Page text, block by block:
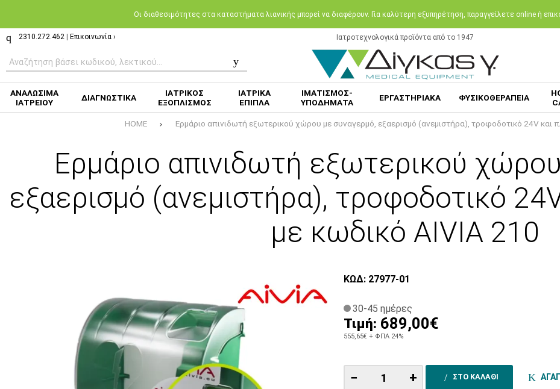
Oι διαθεσιμότητες στα καταστήματα λιανικής μπορεί να διαφέρουν. Για καλύτερη εξυπηρέτηση, παραγγείλετε online ή
2310.272.462 Επικοινωνία › Ιατροτεχνολογικά προϊόντα από το 1947
ΑΝΑΛΩΣΙΜΑ
ΙΑΤΡΕΙΟΥ
ΔΙΑΓΝΩΣΤΙΚΑ
ΙΑΤΡΙΚΟΣ
ΕΞΟΠΛΙΣΜΟΣ
ΙΑΤΡΙΚΑ
ΕΠΙΠΛΑ
ΙΜΑΤΙΣΜΟΣ-
ΥΠΟΔΗΜΑΤΑ
ΕΡΓΑΣΤΗΡΙΑΚΑ ΦΥΣΙΚΟΘΕΡΑΠΕΙΑ
HOME Ερμάριο απινιδωτή εξωτερικού χώρου με συναγερμό, εξαερισμό (ανεμιστήρα), τροφοδοτικό 24V και
Ερμάριο απινιδωτή εξωτερικού
εξαερισμό (ανεμιστήρα), τροφοδοτικό
με κωδικό AIVIA 210
ΚΩΔ: 27977-01
30-45 ημέρες
Τιμή: 689,00€
555,65€ + ΦΠΑ 24%
− + ΣΤΟ ΚΑΛΑΘΙ